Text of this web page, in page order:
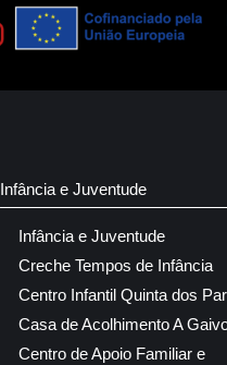
Infância e Juventude
Infância e Juventude
Creche Tempos de Infância
Centro Infantil Quinta dos
Casa de Acolhimento A
Centro de Apoio Familiar e